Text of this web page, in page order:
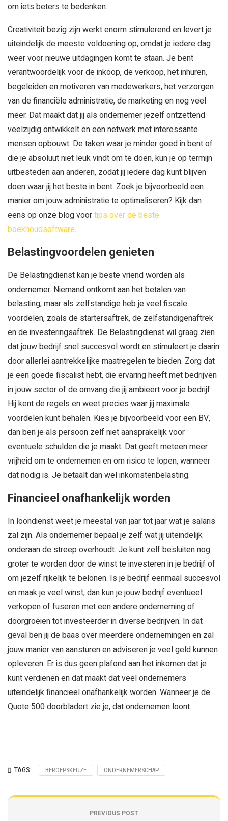
om iets beters te bedenken.
Creativiteit bezig zijn werkt enorm stimulerend en levert je
uiteindelijk de meeste voldoening op, omdat je iedere dag
weer voor nieuwe uitdagingen komt te staan. Je bent
verantwoordelijk voor de inkoop, de verkoop, het inhuren,
begeleiden en motiveren van medewerkers, het verzorgen
van de financiële administratie, de marketing en nog veel
meer. Dat maakt dat jij als ondernemer jezelf ontzettend
veelzijdig ontwikkelt en een netwerk met interessante
mensen opbouwt. De taken waar je minder goed in bent of
die je absoluut niet leuk vindt om te doen, kun je op termijn
uitbesteden aan anderen, zodat jij iedere dag kunt blijven
doen waar jij het beste in bent. Zoek je bijvoorbeeld een
manier om jouw administratie te optimaliseren? Kijk dan
eens op onze blog voortips over de beste
boekhoudsoftware.
Belastingvoordelen genieten
De Belastingdienst kan je beste vriend worden als
ondernemer. Niemand ontkomt aan het betalen van
belasting, maar als zelfstandige heb je veel fiscale
voordelen, zoals de startersaftrek, de zelfstandigenaftrek
en de investeringsaftrek. De Belastingdienst wil graag zien
dat jouw bedrijf snel succesvol wordt en stimuleert je daarin
door allerlei aantrekkelijke maatregelen te bieden. Zorg dat
je een goede fiscalist hebt, die ervaring heeft met bedrijven
in jouw sector of de omvang die jij ambieert voor je bedrijf.
Hij kent de regels en weet precies waar jij maximale
voordelen kunt behalen. Kies je bijvoorbeeld voor een BV,
dan ben je als persoon zelf niet aansprakelijk voor
eventuele schulden die je maakt. Dat geeft meteen meer
vrijheid om te ondernemen en om risico te lopen, wanneer
dat nodig is. Je betaalt dan wel inkomstenbelasting.
Financieel onafhankelijk worden
In loondienst weet je meestal van jaar tot jaar wat je salaris
zal zijn. Als ondernemer bepaal je zelf wat jij uiteindelijk
onderaan de streep overhoudt. Je kunt zelf besluiten nog
groter te worden door de winst te investeren in je bedrijf of
om jezelf rijkelijk te belonen. Is je bedrijf eenmaal succesvol
en maak je veel winst, dan kun je jouw bedrijf eventueel
verkopen of fuseren met een andere onderneming of
doorgroeien tot investeerder in diverse bedrijven. In dat
geval ben jij de baas over meerdere ondernemingen en zal
jouw manier van aansturen en adviseren je veel geld kunnen
opleveren. Er is dus geen plafond aan het inkomen dat je
kunt verdienen en dat maakt dat veel ondernemers
uiteindelijk financieel onafhankelijk worden. Wanneer je de
Quote 500 doorbladert zie je, dat ondernemen loont.
TAGS: BEROEPSKEUZE ONDERNEMERSCHAP
PREVIOUS POST